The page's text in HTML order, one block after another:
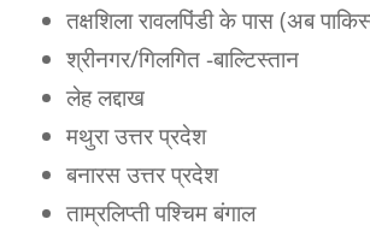
तक्षशिला रावलपिंडी के पास (अब
श्रीनगर/गिलगित -बाल्टिस्तान
लेह लद्दाख
मथुरा उत्तर प्रदेश
बनारस उत्तर प्रदेश
ताम्रलिप्ती पश्चिम बंगाल